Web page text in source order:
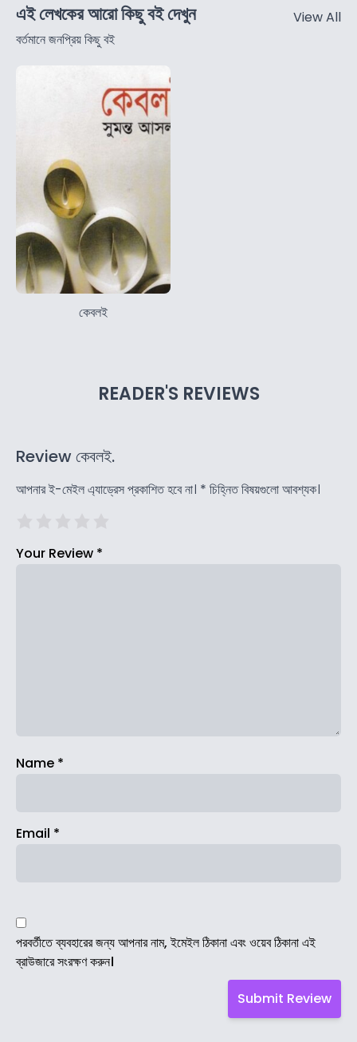
এই লেখকের আরো কিছু বই দেখুন
বর্তমানে জনপ্রিয় কিছু বই
View All
কেবলই
READER'S REVIEWS
Review কেবলই.
আপনার ই-মেইল এ্যাড্রেস প্রকাশিত হবে না। * চিহ্নিত বিষয়গুলো আবশ্যক।
Your Review *
Name *
Email *
পরবর্তীতে ব্যবহারের জন্য আপনার নাম, ইমেইল ঠিকানা এবং ওয়েব ঠিকানা এই
ব্রাউজারে সংরক্ষণ করুন।